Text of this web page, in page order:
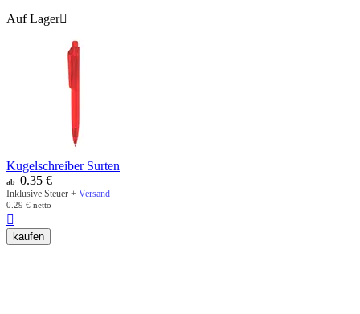
Auf Lager
Kugelschreiber Surten
ab 0.35 €
Inklusive Steuer + Versand
0.29 € netto

kaufen